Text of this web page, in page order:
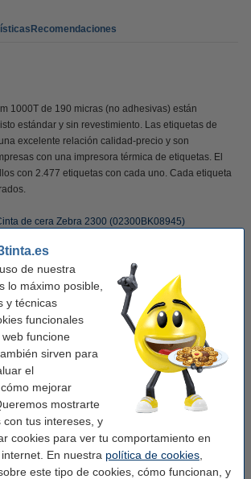
de nuestra
lo máximo posible,
y técnicas
funcionales
funcione
sirven para
el
mejorar
mostrarte
tus intereses, y
cookies para ver tu comportamiento en
En nuestra política de cookies
este tipo de cookies, cómo funcionan, y
Recomendaciones
1000T de 190 micras (no adhesivas) están
estándar y sin revestimiento. Las etiquetas de
excelente relación calidad-precio y son
con una impresora térmica de etiquetas. El
con 2.477 etiquetas con cada uno. Cada etiqueta
de cera Zebra 2300 (02300BK08945)
transferencia térmica
Etiqueta de código de barras
2.477
76 mm
86 x 54 mm (AnxAl)
Zebra